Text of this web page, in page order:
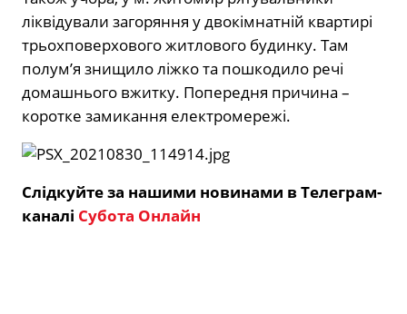
ліквідували загоряння у двокімнатній квартирі
трьохповерхового житлового будинку. Там
полум’я знищило ліжко та пошкодило речі
домашнього вжитку. Попередня причина –
коротке замикання електромережі.
Слідкуйте за нашими новинами в Телеграм-
каналі Субота Онлайн